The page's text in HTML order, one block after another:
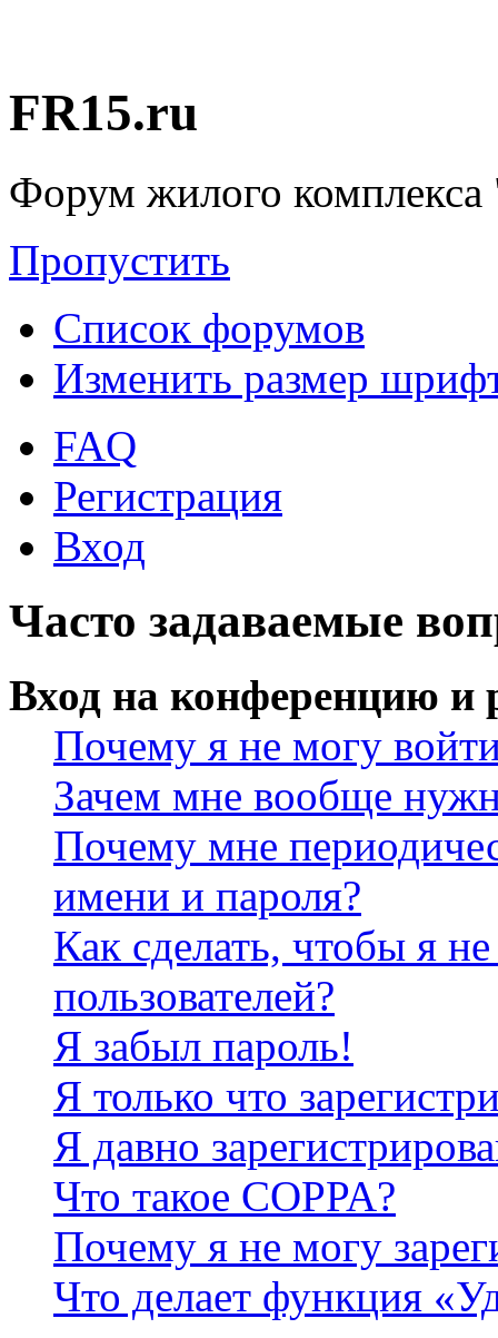
FR15.ru
Форум жилого
Пропустить
Список форумов
Изменить размер
FAQ
Регистрация
Вход
Часто задаваемые
Вход на конференцию и
Почему я не могу
Зачем мне вообще
Почему мне
имени и пароля?
Как сделать, чтобы я
пользователей?
Я забыл пароль!
Я только что
Я давно
Что такое COPPA?
Почему я не могу
Что делает функция